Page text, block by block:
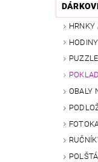
HRNKY
HODINY
PUZZLE
OBALY